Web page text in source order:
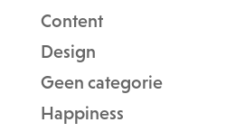
Content
Design
Geen categorie
Happiness